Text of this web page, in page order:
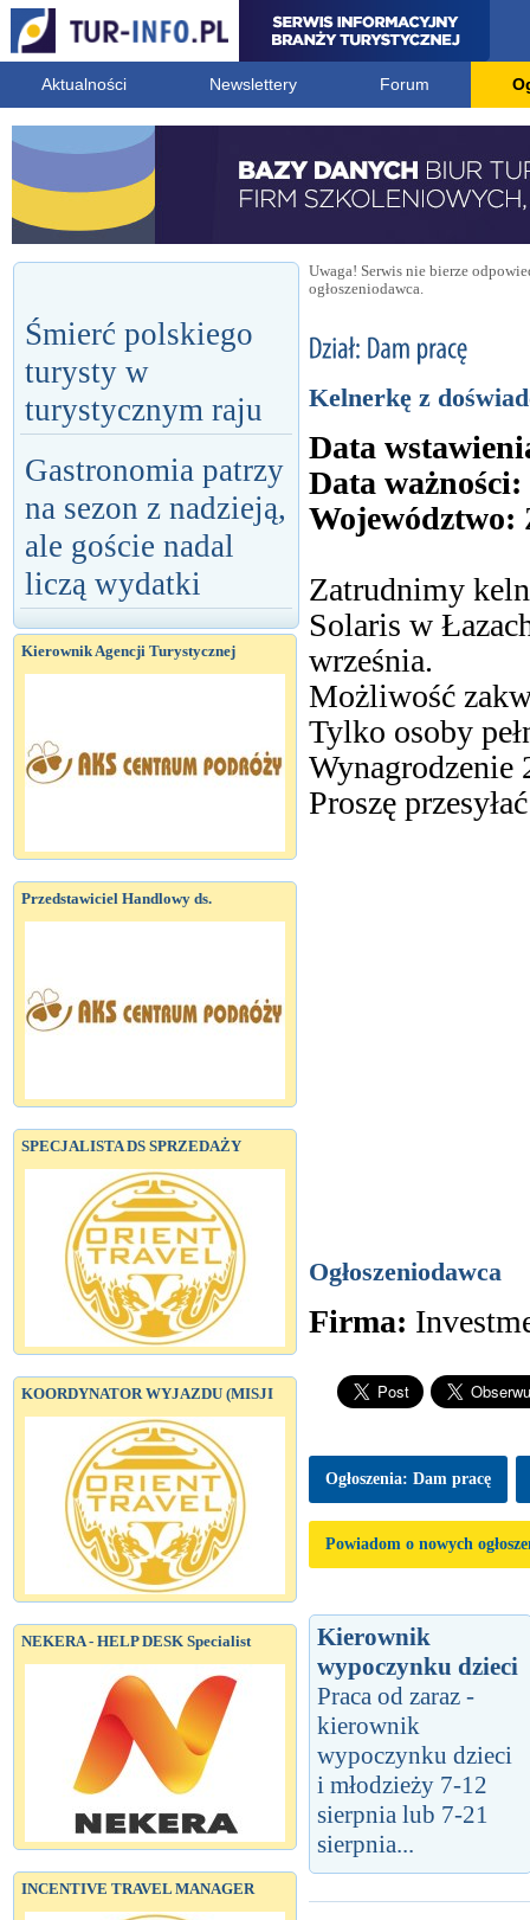
Aktualności Newslettery Forum
Śmierć polskiego
turysty w
turystycznym raju
Gastronomia patrzy
na sezon z nadzieją,
ale goście nadal
liczą wydatki
Kierownik Agencji Turystycznej
Przedstawiciel Handlowy ds.
SPECJALISTA DS SPRZEDAŻY
KOORDYNATOR WYJAZDU (MISJI
NEKERA - HELP DESK Specialist
INCENTIVE TRAVEL MANAGER
Uwaga! Serwis nie bierze
ogłoszeniodawca.
Kelnerkę z
Data
Data ważności:
Województwo:
Zatrudnimy
Solaris w
września.
Możliwość
Tylko osoby
Wynagrodzenie
Proszę
Ogłoszeniodawca
Firma:
Ogłoszenia: Dam pracę
Powiadom o nowych
Kierownik
wypoczynku dzieci
Praca od zaraz -
kierownik
wypoczynku dzieci
i młodzieży 7-12
sierpnia lub 7-21
sierpnia...